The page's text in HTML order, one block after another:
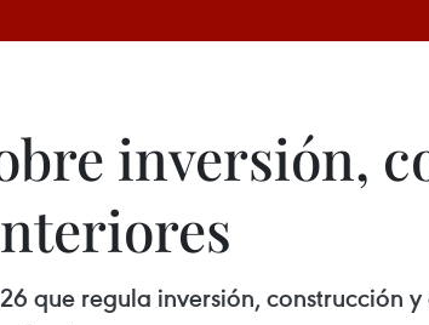
inversión,
que regula inversión, construcción